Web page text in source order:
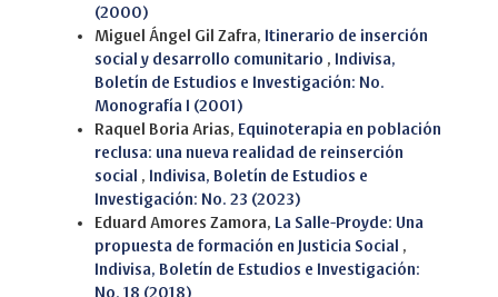
(2000)
Miguel Ángel Gil Zafra, Itinerario de inserción
social y desarrollo comunitario , Indivisa,
Boletín de Estudios e Investigación: No.
Monografía I (2001)
Raquel Boria Arias, Equinoterapia en población
reclusa: una nueva realidad de reinserción
social , Indivisa, Boletín de Estudios e
Investigación: No. 23 (2023)
Eduard Amores Zamora, La Salle-Proyde: Una
propuesta de formación en Justicia Social ,
Indivisa, Boletín de Estudios e Investigación:
No. 18 (2018)